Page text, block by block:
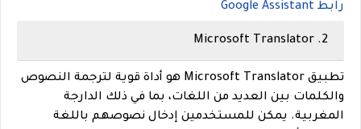
رابط Google Assistant
2.
Microsoft Translator
تطبيق Microsoft Translator هو أداة قوية لترجمة النصوص
والكلمات بين العديد من اللغات، بما في ذلك الدارجة
المغربية. يمكن للمستخدمين إدخال نصوصهم باللغة